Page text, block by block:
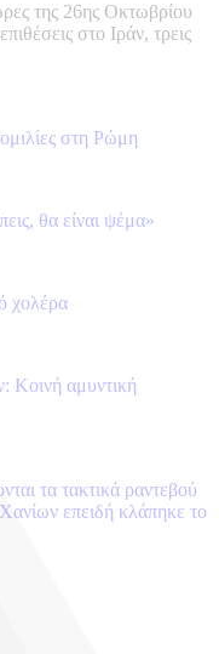
της 26ης Οκτωβρίου
στο Ιράν, τρεις
στη Ρώμη
θα είναι ψέμα»
χολέρα
Kοινή αμυντική
τα τακτικά ραντεβού
επειδή κλάπηκε το